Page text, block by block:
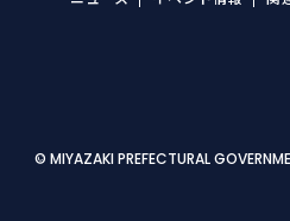
© MIYAZAKI PREFECTURAL